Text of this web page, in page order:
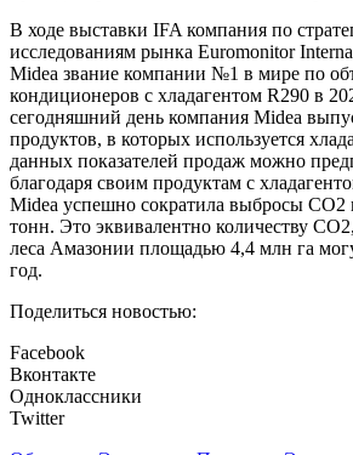
В ходе выставки IFA компания по
исследованиям рынка Euromonitor
Midea звание компании №1 в мире по
кондиционеров с хладагентом R290 в
сегодняшний день компания Midea
продуктов, в которых используется
данных показателей продаж можно
благодаря своим продуктам с
Midea успешно сократила выбросы
тонн. Это эквивалентно количеству
леса Амазонии площадью 4,4 млн га
год.
Поделиться новостью:
Facebook
Вконтакте
Одноклассники
Twitter